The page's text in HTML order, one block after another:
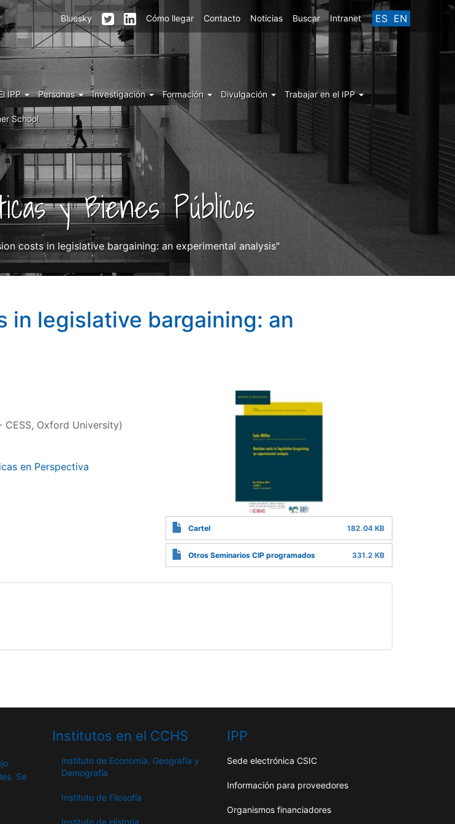
ES EN
Menu
top
right
IPP
Bluesky Cómo llegar Contacto Noticias Buscar Intranet
IPP Personas Investigación Formación Divulgación Trabajar en el IPP
School
y Bienes Públicos
costs in legislative bargaining: an experimental analysis"
in legislative bargaining: an
Oxford University)
en Perspectiva
Cartel 182.04 KB
Otros Seminarios CIP programados 331.2 KB
Se
Institutos en el CCHS
Instituto de Economía, Geografía y
Demografía
Instituto de Filosofía
Instituto de Historia
IPP
Sede electrónica CSIC
Información para proveedores
Organismos financiadores